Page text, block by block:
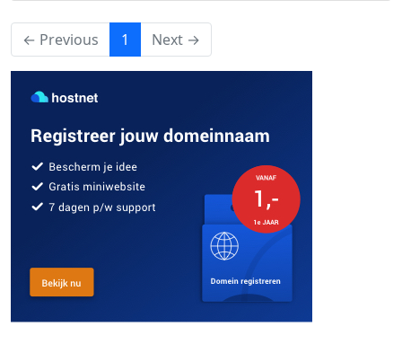
← Previous 1 (current)
Next →